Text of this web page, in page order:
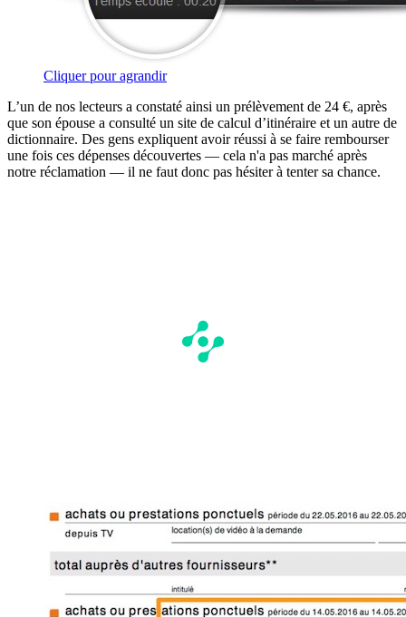
Cliquer pour agrandir
L’un de nos lecteurs a constaté ainsi un prélèvement de 24 €, après
que son épouse a consulté un site de calcul d’itinéraire et un autre de
dictionnaire. Des gens expliquent avoir réussi à se faire rembourser
une fois ces dépenses découvertes — cela n'a pas marché après
notre réclamation — il ne faut donc pas hésiter à tenter sa chance.